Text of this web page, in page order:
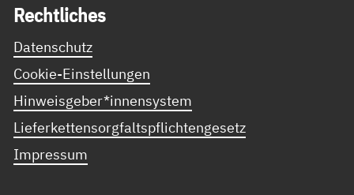
Recht­li­ches
Datenschutz
Cookie-Einstellungen
Hinweisgeber*innensystem
Lieferkettensorgfaltspflichtengesetz
Impressum